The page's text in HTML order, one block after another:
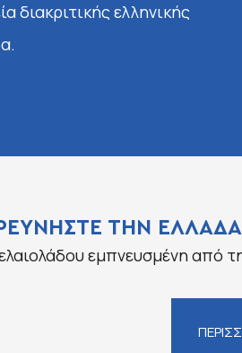
διακριτικής ελληνικής
ΤΗΝ
εμπνευσμένη από